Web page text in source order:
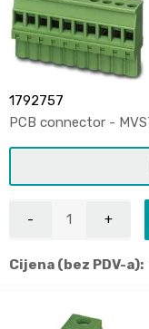
1792757
PCB connector -
Cijena (bez PDV-a):